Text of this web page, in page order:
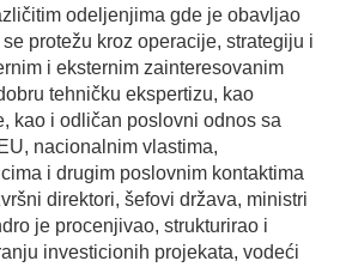
odeljenjima gde je obavljao
protežu kroz operacije, strategiju i
i eksternim zainteresovanim
tehničku ekspertizu, kao
kao i odličan poslovni odnos sa
nacionalnim vlastima,
i drugim poslovnim kontaktima
direktori, šefovi država, ministri
je procenjivao, strukturirao i
investicionih projekata, vodeći